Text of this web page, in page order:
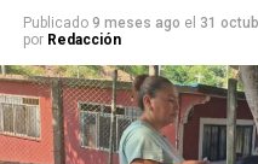
Publicado 9 meses ago el 31
por Redacción